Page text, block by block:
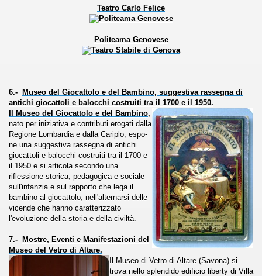
Teatro Carlo Felice
Politeama Genovese
6.-
Museo del Giocattolo e del Bambino, suggestiva rassegna di
antichi giocattoli e balocchi costruiti tra il 1700 e il 1950.
II Museo del Giocattolo e del Bambino,
nato per iniziativa e contributi eroga­ti dalla
Regione Lombardia e dalla Cariplo, espo­
ne una suggestiva rassegna di antichi
giocattoli e balocchi costruiti tra il 1700 e
il 1950 e si articola secondo una
riflessione storica, pedagogica e sociale
sull'infanzia e sul rapporto che lega il
bam­bino al giocattolo, nell'alternarsi delle
vicende che hanno caratterizzato
l'evoluzione della storia e della civiltà.
7.-
Mostre, Eventi e Manifestazioni del
Museo del Vetro di Altare.
Il Museo di Vetro di Altare (Savona) si
trova nello splendido edificio liberty di Villa
l’evoluzione storica della telefonia.
del mese di Gennaio 2014.
del mese di Febbraio 2014.